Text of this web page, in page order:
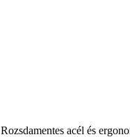
Rozsdamentes acél és